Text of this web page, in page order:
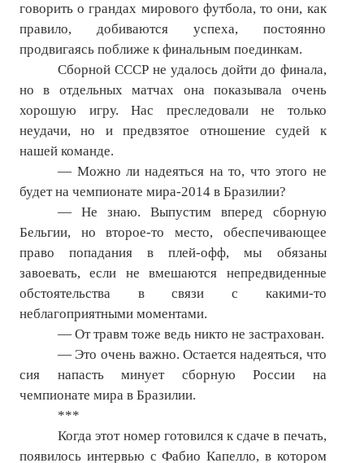
говорить о грандах мирового футбола, то они, как
правило, добиваются успеха, постоянно
продвигаясь поближе к финальным поединкам.
Сборной СССР не удалось дойти до финала,
но в отдельных матчах она показывала очень
хорошую игру. Нас преследовали не только
неудачи, но и предвзятое отношение судей к
нашей команде.
— Можно ли надеяться на то, что этого не
будет на чемпионате мира-2014 в Бразилии?
— Не знаю. Выпустим вперед сборную
Бельгии, но второе-то место, обеспечивающее
право попадания в плей-офф, мы обязаны
завоевать, если не вмешаются непредвиденные
обстоятельства в связи с какими-то
неблагоприятными моментами.
— От травм тоже ведь никто не застрахован.
— Это очень важно. Остается надеяться, что
сия напасть минует сборную России на
чемпионате мира в Бразилии.
***
Когда этот номер готовился к сдаче в печать,
появилось интервью с Фабио Капелло, в котором